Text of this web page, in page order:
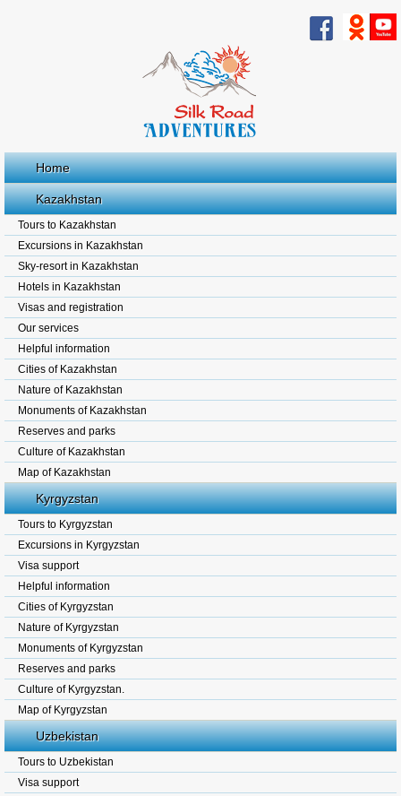
Home
Kazakhstan
Tours to Kazakhstan
Excursions in Kazakhstan
Sky-resort in Kazakhstan
Hotels in Kazakhstan
Visas and registration
Our services
Helpful information
Cities of Kazakhstan
Nature of Kazakhstan
Monuments of Kazakhstan
Reserves and parks
Culture of Kazakhstan
Map of Kazakhstan
Kyrgyzstan
Tours to Kyrgyzstan
Excursions in Kyrgyzstan
Visa support
Helpful information
Cities of Kyrgyzstan
Nature of Kyrgyzstan
Monuments of Kyrgyzstan
Reserves and parks
Culture of Kyrgyzstan.
Map of Kyrgyzstan
Uzbekistan
Tours to Uzbekistan
Visa support